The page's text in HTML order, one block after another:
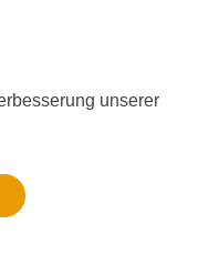
unserer